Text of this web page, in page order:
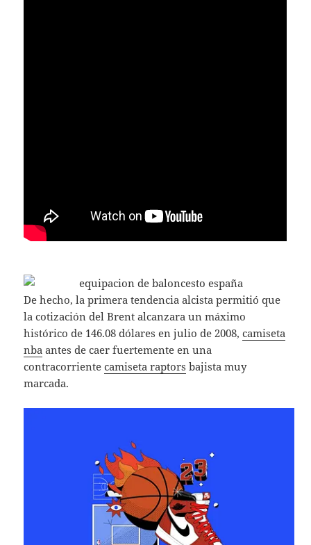
De hecho, la primera tendencia alcista permitió que
la cotización del Brent alcanzara un máximo
histórico de 146.08 dólares en julio de 2008,camiseta
nba antes de caer fuertemente en una
contracorrientecamiseta raptors bajista muy
marcada.